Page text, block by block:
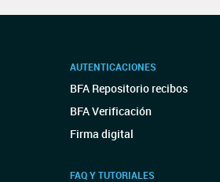
AUTENTICACIONES
BFA Repositorio recibos
BFA Verificación
Firma digital
FAQ Y TUTORIALES